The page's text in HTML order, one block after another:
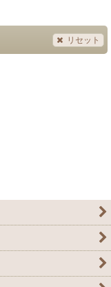
リセット